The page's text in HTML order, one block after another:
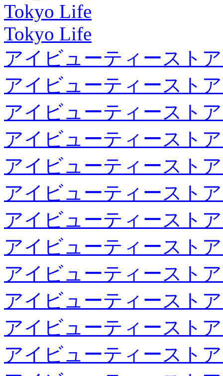
Tokyo Life
Tokyo Life
アイビューティースト
アイビューティースト
アイビューティースト
アイビューティースト
アイビューティースト
アイビューティースト
アイビューティースト
アイビューティースト
アイビューティースト
アイビューティースト
アイビューティースト
アイビューティースト